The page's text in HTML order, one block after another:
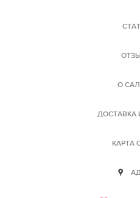
О
ДОСТАВКА
КАРТА